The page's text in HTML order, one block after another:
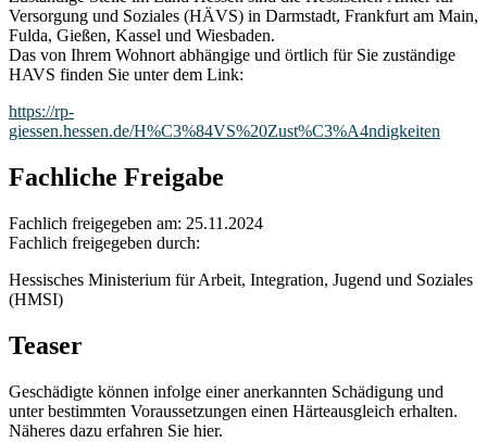
Versorgung und Soziales (HÄVS) in Darmstadt, Frankfurt am Main,
Fulda, Gießen, Kassel und Wiesbaden.
Das von Ihrem Wohnort abhängige und örtlich für Sie zuständige
HAVS finden Sie unter dem Link:
https://rp-
giessen.hessen.de/H%C3%84VS%20Zust%C3%A4ndigkeiten
Fachliche Freigabe
Fachlich freigegeben am: 25.11.2024
Fachlich freigegeben durch:
Hessisches Ministerium für Arbeit, Integration, Jugend und Soziales
(HMSI)
Teaser
Geschädigte können infolge einer anerkannten Schädigung und
unter bestimmten Voraussetzungen einen Härteausgleich erhalten.
Näheres dazu erfahren Sie hier.